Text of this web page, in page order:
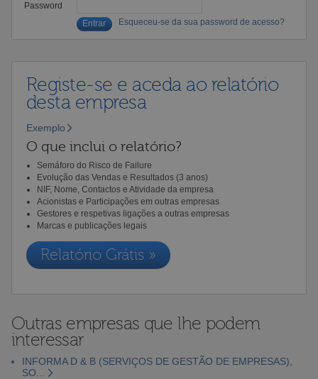
Password
Esqueceu-se da sua password de acesso?
Registe-se e aceda ao relatório
desta empresa
Exemplo
O que inclui o relatório?
Semáforo do Risco de Failure
Evolução das Vendas e Resultados (3 anos)
NIF, Nome, Contactos e Atividade da empresa
Acionistas e Participações em outras empresas
Gestores e respetivas ligações a outras empresas
Marcas e publicações legais
Relatório Grátis »
Outras empresas que lhe podem
interessar
INFORMA D & B (SERVIÇOS DE GESTÃO DE EMPRESAS),
SO...